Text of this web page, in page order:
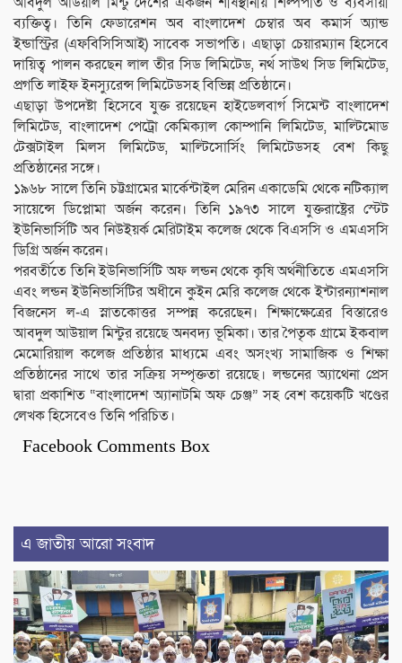
ব্যক্তিত্ব। তিনি ফেডারেশন অব বাংলাদেশ চেম্বার অব কমার্স অ্যান্ড
ইন্ডাস্ট্রির (এফবিসিসিআই) সাবেক সভাপতি। এছাড়া চেয়ারম্যান হিসেবে
দায়িত্ব পালন করছেন লাল তীর সিড লিমিটেড, নর্থ সাউথ সিড লিমিটেড,
প্রগতি লাইফ ইনস্যুরেন্স লিমিটেডসহ বিভিন্ন প্রতিষ্ঠানে।
এছাড়া উপদেষ্টা হিসেবে যুক্ত রয়েছেন হাইডেলবার্গ সিমেন্ট বাংলাদেশ
লিমিটেড, বাংলাদেশ পেট্রো কেমিক্যাল কোম্পানি লিমিটেড, মাল্টিমোড
টেক্সটাইল মিলস লিমিটেড, মাল্টিসোর্সিং লিমিটেডসহ বেশ কিছু
প্রতিষ্ঠানের সঙ্গে।
১৯৬৮ সালে তিনি চট্টগ্রামের মার্কেন্টাইল মেরিন একাডেমি থেকে নটিক্যাল
সায়েন্সে ডিপ্লোমা অর্জন করেন। তিনি ১৯৭৩ সালে যুক্তরাষ্ট্রের স্টেট
ইউনিভার্সিটি অব নিউইয়র্ক মেরিটাইম কলেজ থেকে বিএসসি ও এমএসসি
ডিগ্রি অর্জন করেন।
পরবর্তীতে তিনি ইউনিভার্সিটি অফ লন্ডন থেকে কৃষি অর্থনীতিতে এমএসসি
এবং লন্ডন ইউনিভার্সিটির অধীনে কুইন মেরি কলেজ থেকে ইন্টারন্যাশনাল
বিজনেস ল-এ স্নাতকোত্তর সম্পন্ন করেছেন। শিক্ষাক্ষেত্রের বিস্তারেও
আবদুল আউয়াল মিন্টুর রয়েছে অনবদ্য ভূমিকা। তার পৈতৃক গ্রামে ইকবাল
মেমোরিয়াল কলেজ প্রতিষ্ঠার মাধ্যমে এবং অসংখ্য সামাজিক ও শিক্ষা
প্রতিষ্ঠানের সাথে তার সক্রিয় সম্পৃক্ততা রয়েছে। লন্ডনের অ্যাথেনা প্রেস
দ্বারা প্রকাশিত “বাংলাদেশ অ্যানাটমি অফ চেঞ্জ” সহ বেশ কয়েকটি খণ্ডের
লেখক হিসেবেও তিনি পরিচিত।
Facebook Comments Box
এ জাতীয় আরো সংবাদ